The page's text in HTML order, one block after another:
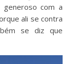
com a
ali se contra
se diz que